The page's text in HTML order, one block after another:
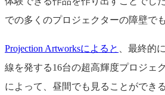
での多くのプロジェクターの障壁で
Projection Artworksによると
、最終的
線を発する16台の超高輝度プロジェ
によって、昼間でも見ることができ